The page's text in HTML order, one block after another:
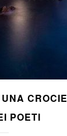
POETI